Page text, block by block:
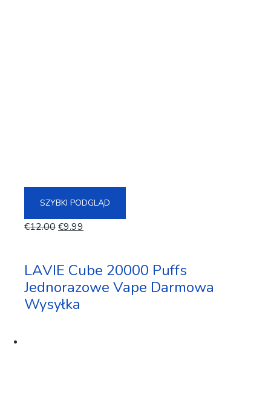
SZYBKI PODGLĄD
€12.00€9.99
LAVIE Cube 20000 Puffs
Jednorazowe Vape Darmowa
Wysyłka